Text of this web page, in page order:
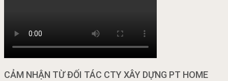
CẢM NHẬN TỪ ĐỐI TÁC CTY XÂY DỰNG PT HOME